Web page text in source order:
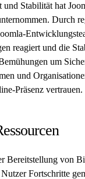
Stabilität hat
Durch
reagiert und die
um
und
Präsenz vertrauen.
Bereitstellung von
Fortschritte